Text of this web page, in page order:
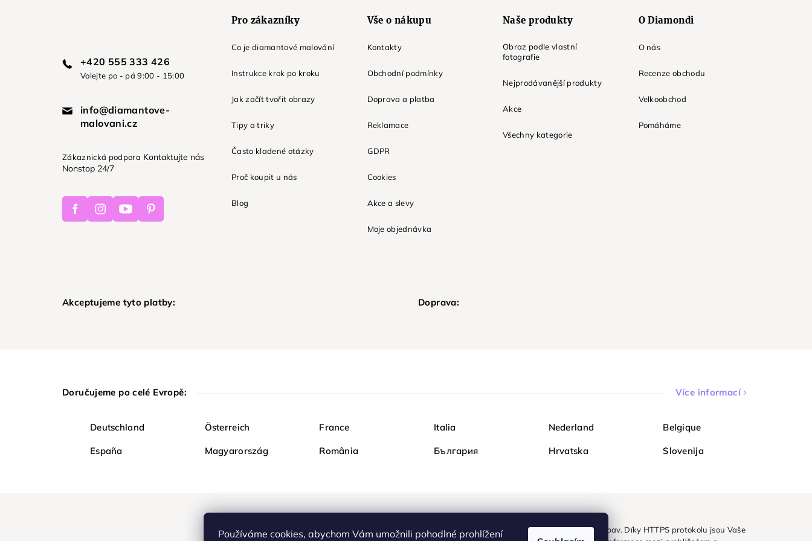
Používáme cookies, abychom Vám umožnili pohodlné prohlížení
+420 555 333 426
Volejte po - pá 9:00 - 15:00
info@diamantove-
malovani.cz
Zákaznická podpora Kontaktujte nás
Nonstop 24/7
FacebookInstagramYoutubePinterest
Pro zákazníky
Co je diamantové malování
Instrukce krok po kroku
Jak začít tvořit obrazy
Tipy a triky
Často kladené otázky
Proč koupit u nás
Blog
Vše o nákupu
Kontakty
Obchodní podmínky
Doprava a platba
Reklamace
GDPR
Cookies
Akce a slevy
Moje objednávka
Naše produkty
Obraz podle vlastní
fotografie
Nejprodávanější produkty
Akce
Všechny kategorie
O Diamondi
O nás
Recenze obchodu
Velkoobchod
Pomáháme
Akceptujeme tyto platby: Doprava:
Doručujeme po celé Evropě: Více informací
Deutschland Österreich France Italia Nederland Belgique
España Magyarország România България Hrvatska Slovenija
Nakupujte na Diamondi bezpečně a bez obav. Díky HTTPS protokolu jsou Vaše